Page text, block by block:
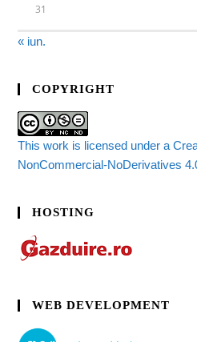
31
« iun.
COPYRIGHT
This work is licensed under a
NonCommercial-NoDerivatives
HOSTING
WEB DEVELOPMENT